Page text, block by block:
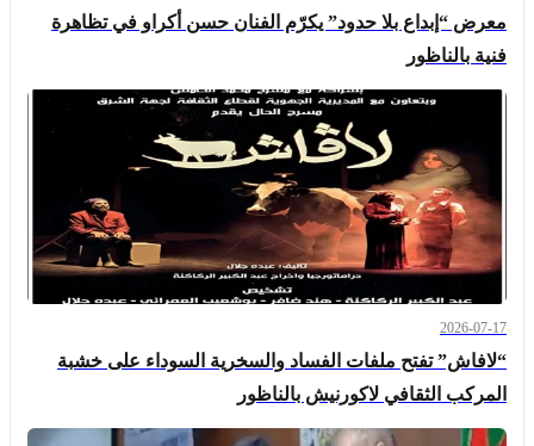
معرض “إبداع بلا حدود” يكرّم الفنان حسن أكراو في تظاهرة
فنية بالناظور
2026-07-17
“لافاش” تفتح ملفات الفساد والسخرية السوداء على خشبة
المركب الثقافي لاكورنيش بالناظور